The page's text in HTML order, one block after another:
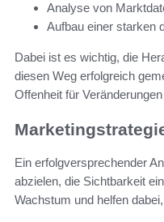
Analyse von
Aufbau einer starken
Dabei ist es wichtig, die
diesen Weg erfolgreich
Offenheit für
Ein erfolgversprechender
abzielen, die Sichtbarkeit
Wachstum und helfen